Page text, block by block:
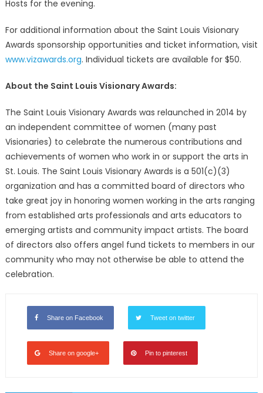
Hosts for the evening.
For additional information about the Saint Louis Visionary
Awards sponsorship opportunities and ticket information, visit
www.vizawards.org. Individual tickets are available for $50.
About the Saint Louis Visionary Awards:
The Saint Louis Visionary Awards was relaunched in 2014 by
an independent committee of women (many past
Visionaries) to celebrate the numerous contributions and
achievements of women who work in or support the arts in
St. Louis. The Saint Louis Visionary Awards is a 501(c)(3)
organization and has a committed board of directors who
take great joy in honoring women working in the arts ranging
from established arts professionals and arts educators to
emerging artists and community impact artists. The board
of directors also offers angel fund tickets to members in our
community who may not otherwise be able to attend the
celebration.
Share on Facebook Tweet on twitter
Share on google+ Pin to pinterest